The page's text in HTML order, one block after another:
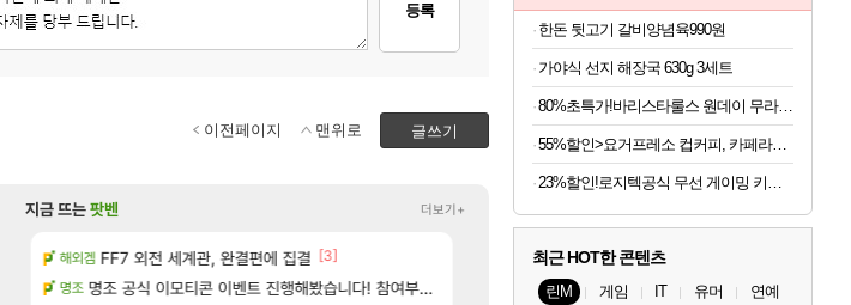
등록
글쓰기
이전페이지 맨위로
리니지M 아떨린다 한시간후면 [16]
검은사막 대충 연구소요약 [5]
ㅇㅂ)진짜 개웃기네 ㅋㅋ
씨발 컬프프 클릭 미스낫네 [117]
지금 뜨는팟벤 더보기+
해외겜 FF7 외전 세계관, 완결편에 집결 [3]
명조 명조 공식 이모티콘 이벤트 진행해봤습니다! 참여부터 추첨까지????
아스오라 아사쿠라 마이 성우 정보 및 주요 필모
아스오라 아스오라 성우 정보 및 출연작 모음
한돈 뒷고기 갈비양념육990원
가야식 선지 해장국 630g 3세트
80%초특가!바리스타룰스 원데이 무라벨, 아메리카노, 350ml, 20개
55%할인>요거프레소 컵커피, 카페라떼 200ml 10개 + 카페모카 200ml 10개, 20개
23%할인!로지텍공식 무선 게이밍 키보드 화이트, 갈축
최근 HOT한 콘텐츠
린M 게임 IT 유머 연예